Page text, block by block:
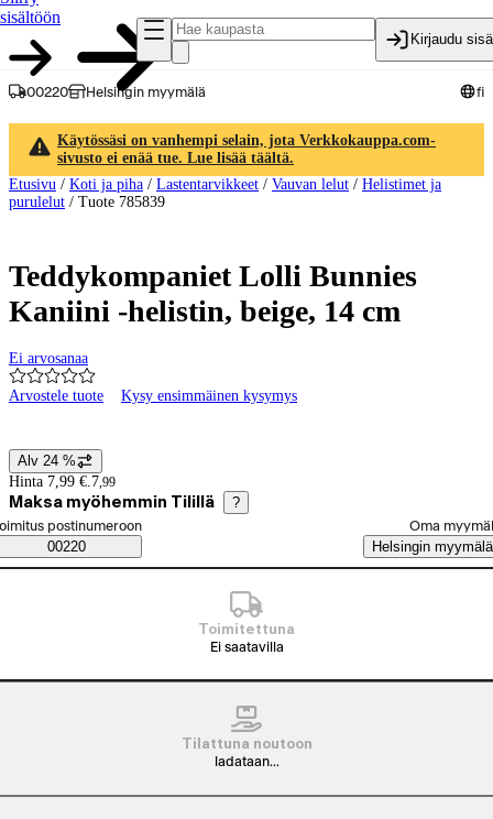
sisältöön
Kirjaudu
00220 Helsingin myymälä fi
Käytössäsi on vanhempi selain, jota Verkkokauppa.com-
sivusto ei enää tue. Lue lisää täältä.
Etusivu / Koti ja piha / Lastentarvikkeet / Vauvan lelut / Helistimet ja
purulelut / Tuote 785839
Teddykompaniet Lolli Bunnies
Kaniini -helistin, beige, 14 cm
Ei arvosanaa
Arvostele tuote Kysy ensimmäinen kysymys
Hintatiedot
Alv 24 %
Hinta 7,99 €. 7,99
Maksa myöhemmin Tilillä ?
Saatavuustiedot
tilaustapa
postinumeroon
00220
Oma
Helsingin myymälä
Toimitettuna
Ei saatavilla
Tilattuna noutoon
ladataan...